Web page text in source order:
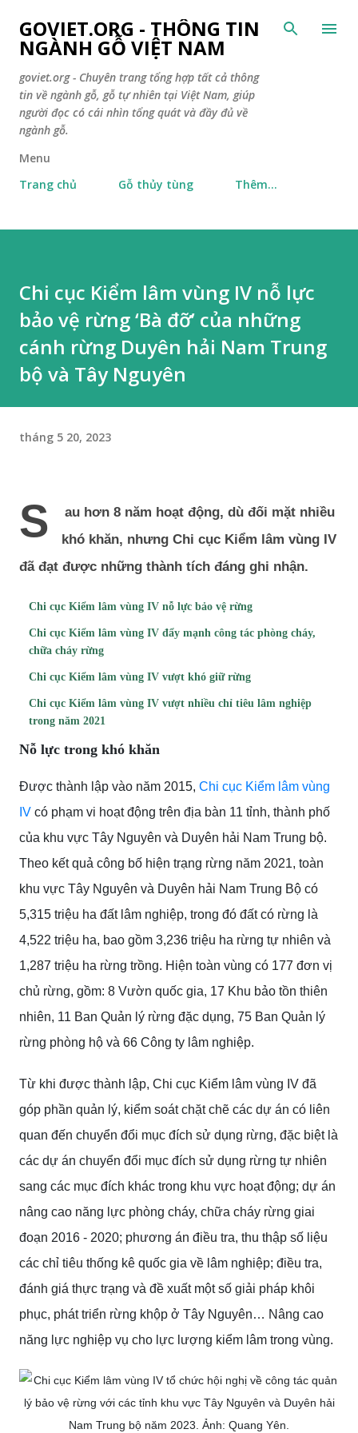
Chuyển đến nội dung chính
GOVIET.ORG - THÔNG TIN
NGÀNH GỖ VIỆT NAM
goviet.org - Chuyên trang tổng hợp tất cả thông
tin về ngành gỗ, gỗ tự nhiên tại Việt Nam, giúp
người đọc có cái nhìn tổng quát và đầy đủ về
ngành gỗ.
Menu
Trang chủ
Gỗ thủy tùng Thêm…
Chi cục Kiểm lâm vùng IV nỗ lực
bảo vệ rừng ‘Bà đỡ’ của những
cánh rừng Duyên hải Nam Trung
bộ và Tây Nguyên
tháng 5 20, 2023
S
au hơn 8 năm hoạt động, dù đối mặt nhiều
khó khăn, nhưng Chi cục Kiểm lâm vùng IV
đã đạt được những thành tích đáng ghi nhận.
Chi cục Kiểm lâm vùng IV nỗ lực bảo vệ rừng
Chi cục Kiểm lâm vùng IV đẩy mạnh công tác phòng cháy,
chữa cháy rừng
Chi cục Kiểm lâm vùng IV vượt khó giữ rừng
Chi cục Kiểm lâm vùng IV vượt nhiều chỉ tiêu lâm nghiệp
trong năm 2021
Nỗ lực trong khó khăn
Được thành lập vào năm 2015, Chi cục Kiểm lâm vùng
IV có phạm vi hoạt động trên địa bàn 11 tỉnh, thành phố
của khu vực Tây Nguyên và Duyên hải Nam Trung bộ.
Theo kết quả công bố hiện trạng rừng năm 2021, toàn
khu vực Tây Nguyên và Duyên hải Nam Trung Bộ có
5,315 triệu ha đất lâm nghiệp, trong đó đất có rừng là
4,522 triệu ha, bao gồm 3,236 triệu ha rừng tự nhiên và
1,287 triệu ha rừng trồng. Hiện toàn vùng có 177 đơn vị
chủ rừng, gồm: 8 Vườn quốc gia, 17 Khu bảo tồn thiên
nhiên, 11 Ban Quản lý rừng đặc dụng, 75 Ban Quản lý
rừng phòng hộ và 66 Công ty lâm nghiệp.
Từ khi được thành lập, Chi cục Kiểm lâm vùng IV đã
góp phần quản lý, kiểm soát chặt chẽ các dự án có liên
quan đến chuyển đổi mục đích sử dụng rừng, đặc biệt là
các dự án chuyển đổi mục đích sử dụng rừng tự nhiên
sang các mục đích khác trong khu vực hoạt động; dự án
nâng cao năng lực phòng cháy, chữa cháy rừng giai
đoạn 2016 - 2020; phương án điều tra, thu thập số liệu
các chỉ tiêu thống kê quốc gia về lâm nghiệp; điều tra,
đánh giá thực trạng và đề xuất một số giải pháp khôi
phục, phát triển rừng khộp ở Tây Nguyên… Nâng cao
năng lực nghiệp vụ cho lực lượng kiểm lâm trong vùng.